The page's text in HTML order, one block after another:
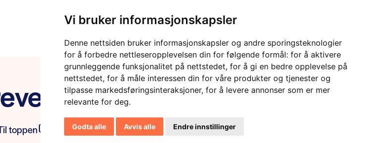
Vi bruker informasjonskapsler
Denne nettsiden bruker informasjonskapsler og andre sporingsteknologier
for å forbedre nettleseropplevelsen din for følgende formål: for å aktivere
grunnleggende funksjonalitet på nettstedet, for å gi en bedre opplevelse på
nettstedet, for å måle interessen din for våre produkter og tjenester og
tilpasse markedsføringsinteraksjoner, for å levere annonser som er mer
relevante for deg.
Godta alle Avvis alle Endre innstillinger
vårt
toppen Personvern